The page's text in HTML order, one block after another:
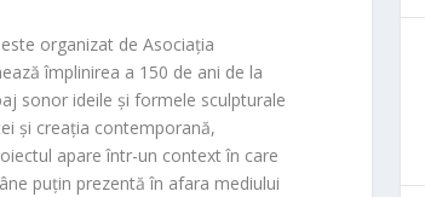
organizat de Asociația
împlinirea a 150 de ani de la
sonor ideile și formele sculpturale
și creația contemporană,
apare într-un context în care
puțin prezentă în afara mediului